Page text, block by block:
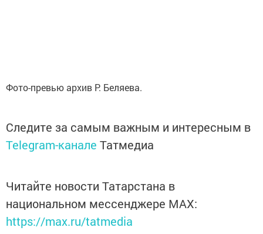
Фото-превью архив Р. Беляева.
Следите за самым важным и интересным в
Telegram-канале Татмедиа
Читайте новости Татарстана в
национальном мессенджере MАХ:
https://max.ru/tatmedia